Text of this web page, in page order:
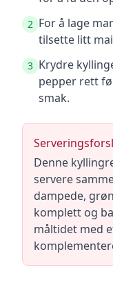
2 For å lage
tilsette litt
3 Krydre
pepper rett
smak.
Denne
servere
dampede,
komplett og
måltidet med